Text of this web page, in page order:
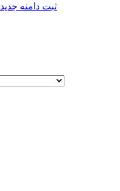
ثبت دامنه جدید